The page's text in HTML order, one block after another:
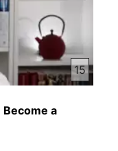
15
Become a